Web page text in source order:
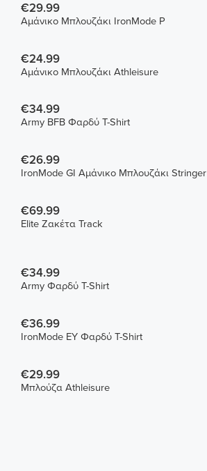
€29.99
Αμάνικο Μπλουζάκι IronMode P
€24.99
Αμάνικο Μπλουζάκι Athleisure
€34.99
Army BFB Φαρδύ T-Shirt
€26.99
IronMode GI Αμάνικο Μπλουζάκι Stringer
€69.99
Elite Ζακέτα Track
€34.99
Army Φαρδύ T-Shirt
€36.99
IronMode EY Φαρδύ T-Shirt
€29.99
Μπλούζα Athleisure